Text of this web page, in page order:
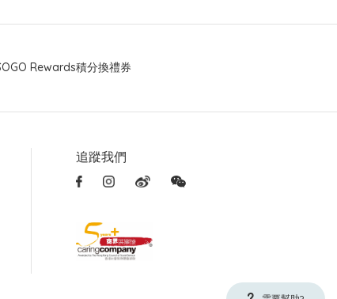
Rewards積分換禮券
追蹤我們